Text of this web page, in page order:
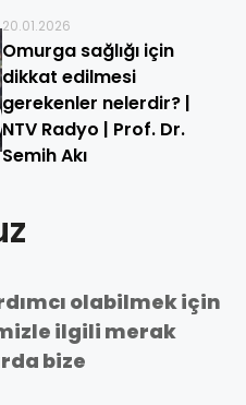
20.01.2026
Omurga sağlığı için
dikkat edilmesi
gerekenler nelerdir? |
NTV Radyo | Prof. Dr.
Semih Akı
olabilmek için
ilgili merak
bize